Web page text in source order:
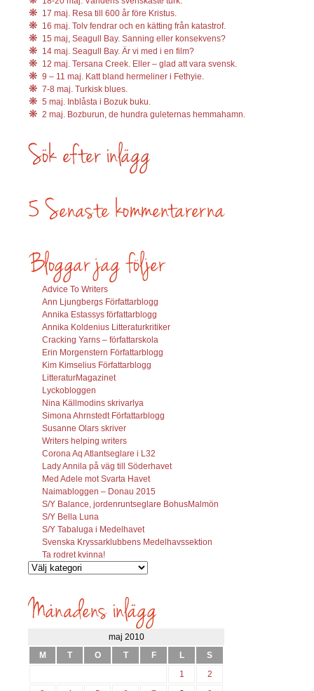
17 maj. Resa till 600 år före Kristus.
16 maj. Tolv fendrar och en kätting från katastrof.
15 maj, Seagull Bay. Sanning eller konsekvens?
14 maj. Seagull Bay. Är vi med i en film?
12 maj. Tersana Creek. Eller – glad att vara svensk.
9 – 11 maj. Katt bland hermeliner i Fethyie.
7-8 maj. Turkisk blues.
5 maj. Inblåsta i Bozuk buku.
2 maj. Bozburun, de hundra guleternas hemmahamn.
Advice To Writers
Ann Ljungbergs Författarblogg
Annika Estassys författarblogg
Annika Koldenius Litteraturkritiker
Cracking Yarns – författarskola
Erin Morgenstern Författarblogg
Kim Kimselius Författarblogg
LitteraturMagazinet
Lyckobloggen
Nina Källmodins skrivarlya
Simona Ahrnstedt Författarblogg
Susanne Olars skriver
Writers helping writers
Corona Aq Atlantseglare i L32
Lady Annila på väg till Söderhavet
Med Adele mot Svarta Havet
Naimabloggen – Donau 2015
S/Y Balance, jordenruntseglare BohusMalmön
S/Y Bella Luna
S/Y Tabaluga i Medelhavet
Svenska Kryssarklubbens Medelhavssektion
Ta rodret kvinna!
Vilka
söks?
maj 2010
M
T O T F L
S
1
2